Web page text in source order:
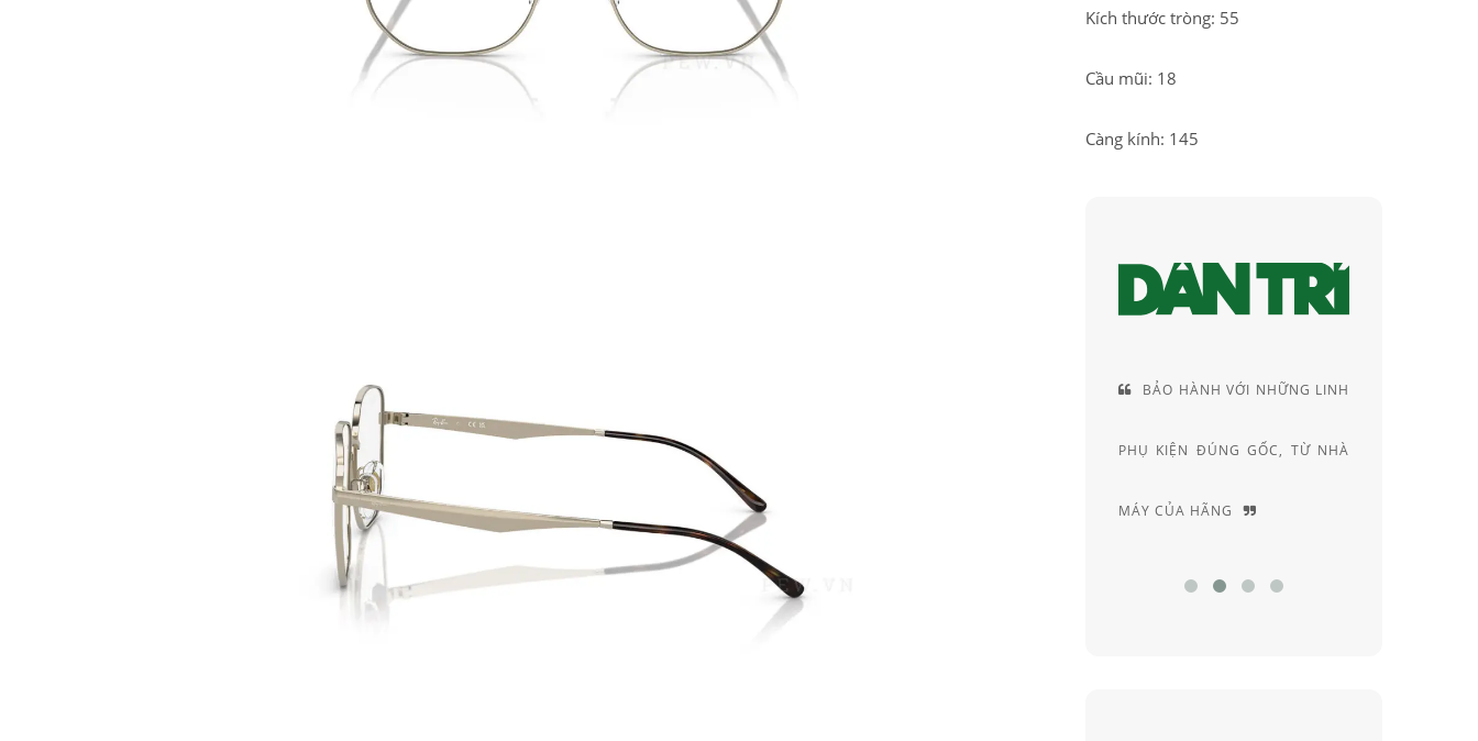
Kích thước tròng: 55
Cầu mũi: 18
Càng kính: 145
BẢO HÀNH VỚI NHỮNG LINH
PHỤ KIỆN ĐÚNG GỐC, TỪ NHÀ
MÁY CỦA HÃNG